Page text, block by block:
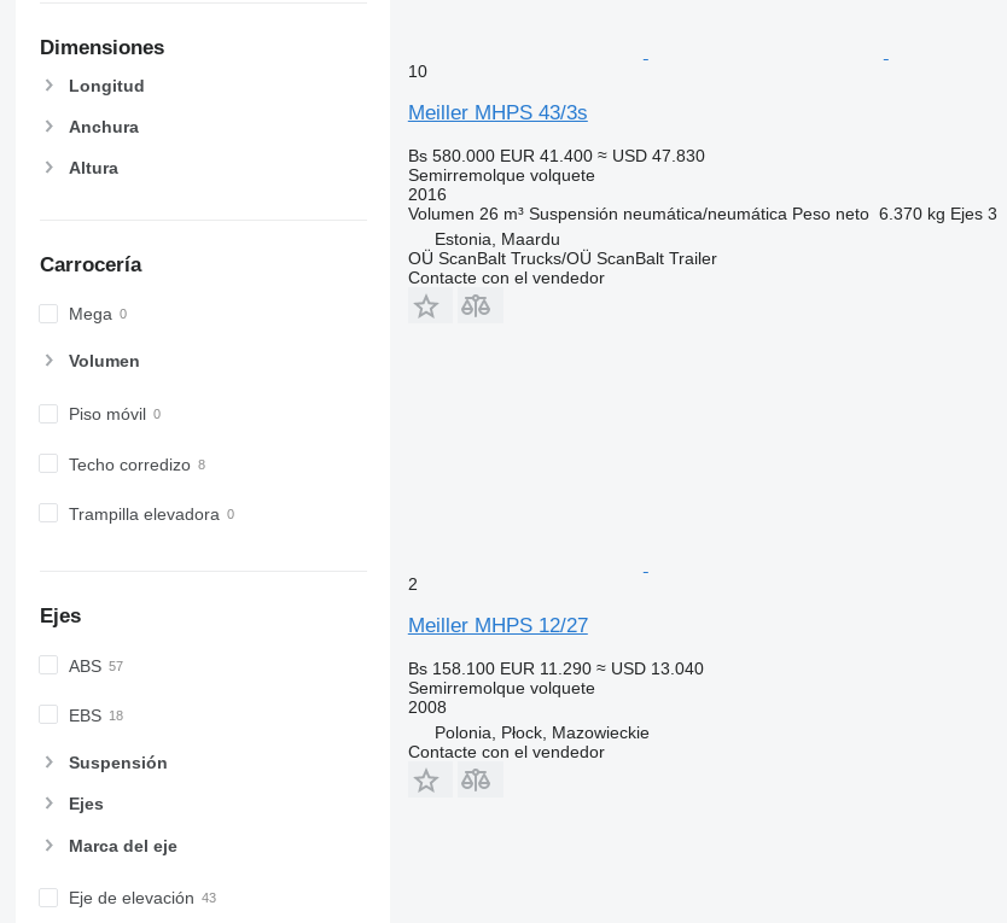
Dimensiones
Longitud
Anchura
Altura
Carrocería
Mega
Volumen
Piso móvil
Techo corredizo
Trampilla elevadora
Ejes
ABS
EBS
Suspensión
Ejes
Marca del eje
Eje de elevación
10
Meiller MHPS 43/3s
Bs 580.000 EUR 41.400 ≈ USD 47.830
Semirremolque volquete
2016
Volumen 26 m³ Suspensión neumática/neumática Peso neto 6.370 kg Ejes 3
Estonia, Maardu
OÜ ScanBalt Trucks/OÜ ScanBalt Trailer
Contacte con el vendedor
2
Meiller MHPS 12/27
Bs 158.100 EUR 11.290 ≈ USD 13.040
Semirremolque volquete
2008
Polonia, Płock, Mazowieckie
Contacte con el vendedor